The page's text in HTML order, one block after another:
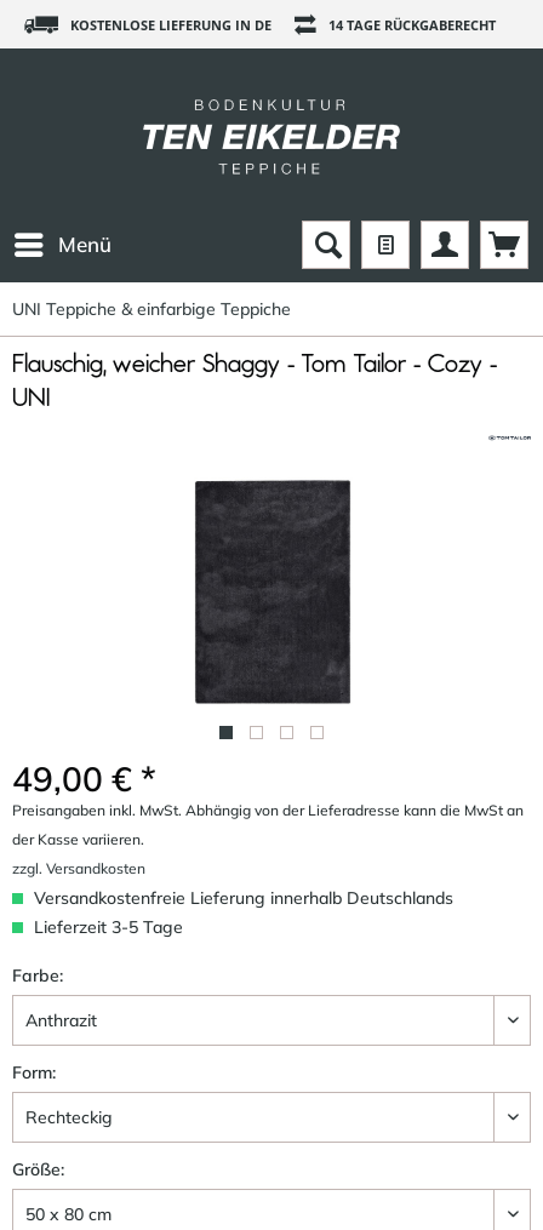
KOSTENLOSE LIEFERUNG IN DE 14 TAGE RÜCKGABERECHT
Menü
UNI Teppiche & einfarbige Teppiche
Flauschig, weicher Shaggy - Tom Tailor - Cozy -
UNI
49,00 € *
Preisangaben inkl. MwSt. Abhängig von der Lieferadresse kann die MwSt an
der Kasse variieren.
zzgl. Versandkosten
Versandkostenfreie Lieferung innerhalb Deutschlands
Lieferzeit 3-5 Tage
Farbe:
Form:
Größe: